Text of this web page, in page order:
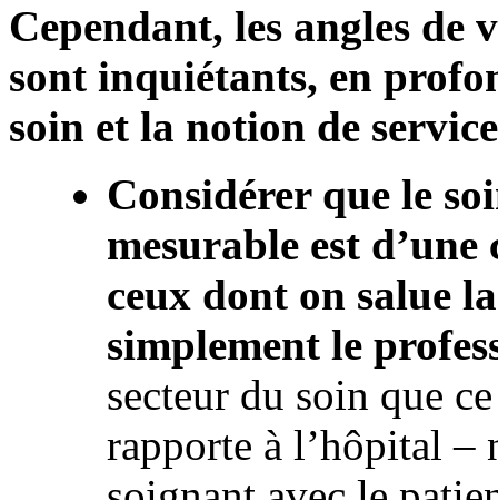
Cependant, les angles
sont inquiétants, en
soin et la notion de
Considérer que le
mesurable est
ceux dont on salue
simplement le
secteur du soin que
rapporte à l’hôpital –